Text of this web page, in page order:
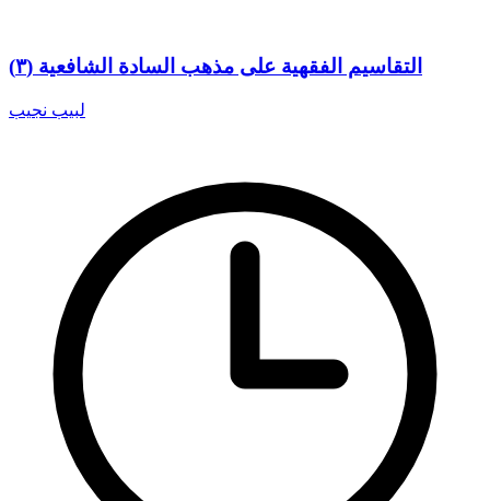
التقاسيم الفقهية على مذهب السادة الشافعية (٣)
لبيب نجيب